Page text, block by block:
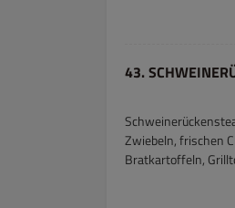
43.
Zwiebeln, frischen
Bratkartoffeln,